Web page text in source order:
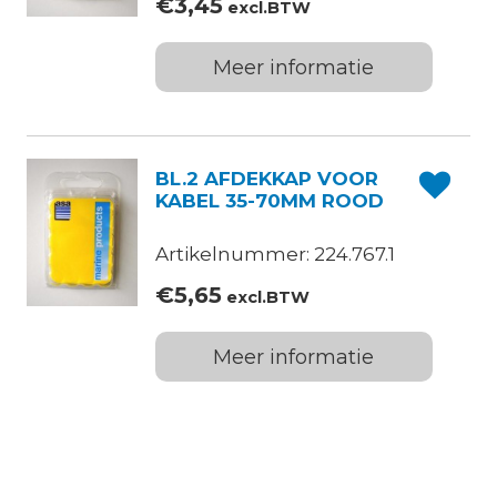
€3,45excl.BTW
Meer informatie
BL.2 AFDEKKAP VOOR
KABEL 35-70MM ROOD
Artikelnummer: 224.767.1
€5,65excl.BTW
Meer informatie